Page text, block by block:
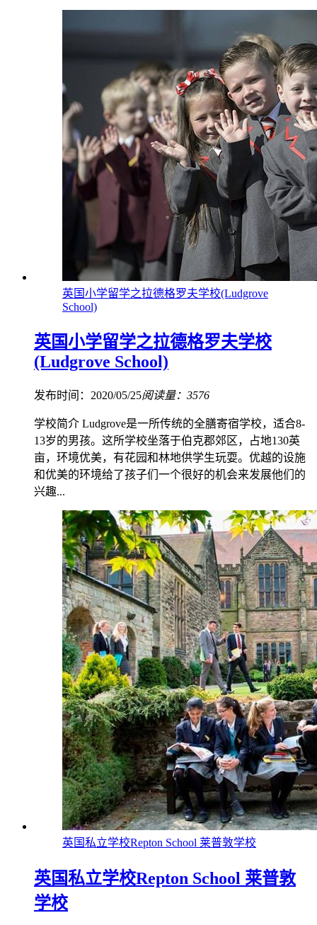
英国小学留学之拉德格罗夫学校(Ludgrove
School)
英国小学留学之拉德格罗夫学校
(Ludgrove School)
发布时间：2020/05/25阅读量：3576
学校简介 Ludgrove是一所传统的全膳寄宿学校，适合8-
13岁的男孩。这所学校坐落于伯克郡郊区，占地130英
亩，环境优美，有花园和林地供学生玩耍。优越的设施
和优美的环境给了孩子们一个很好的机会来发展他们的
兴趣...
英国私立学校Repton School 莱普敦学校
英国私立学校Repton School 莱普敦
学校